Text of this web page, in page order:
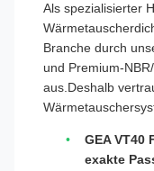
Als spezialisierter
Branche durch
und Premium-
aus.Deshalb
GEA VT40
exakte